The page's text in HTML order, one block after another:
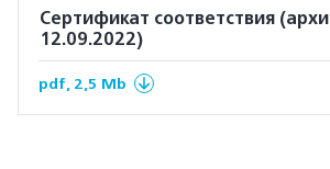
Сертификат соответствия
12.09.2022)
pdf, 2,5 Mb